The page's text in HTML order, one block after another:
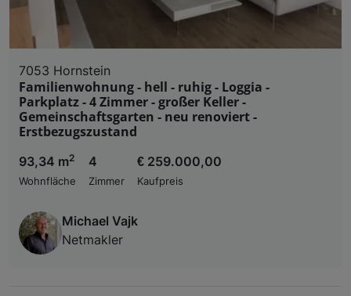
7053 Hornstein
Familienwohnung - hell - ruhig - Loggia -
Parkplatz - 4 Zimmer - großer Keller -
Gemeinschaftsgarten - neu renoviert -
Erstbezugszustand
93,34 m2
Wohnfläche
4
Zimmer
€ 259.000,00
Kaufpreis
Michael Vajk
Netmakler